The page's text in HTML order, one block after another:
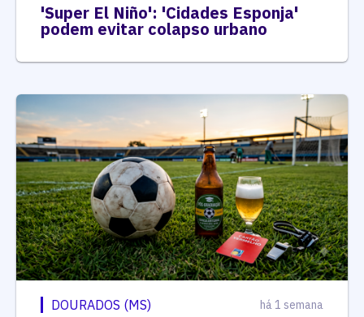
'Super El Niño': 'Cidades Esponja'
podem evitar colapso urbano
DOURADOS (MS) há 1 semana